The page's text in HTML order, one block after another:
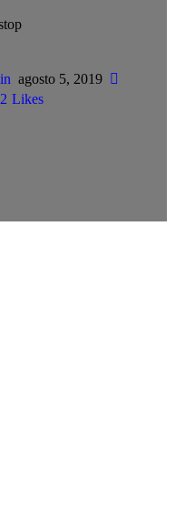
agosto 5, 2019
2 Likes